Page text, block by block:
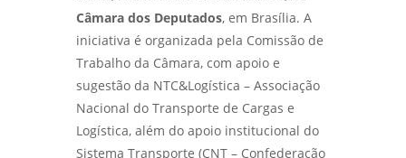
Câmara dos Deputados, em Brasília. A
iniciativa é organizada pela Comissão de
Trabalho da Câmara, com apoio e
sugestão da NTC&Logística – Associação
Nacional do Transporte de Cargas e
Logística, além do apoio institucional do
Sistema Transporte (CNT – Confederação